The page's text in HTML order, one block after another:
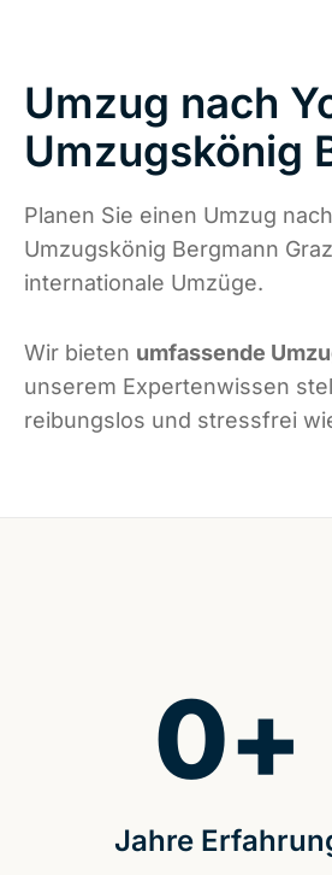
Umzug nach
Umzugskönig
Planen Sie einen Umzug
Umzugskönig Bergmann
internationale Umzüge.
Wir bieten umfassende
unserem Expertenwissen
reibungslos und stressfrei
Jahre
0+